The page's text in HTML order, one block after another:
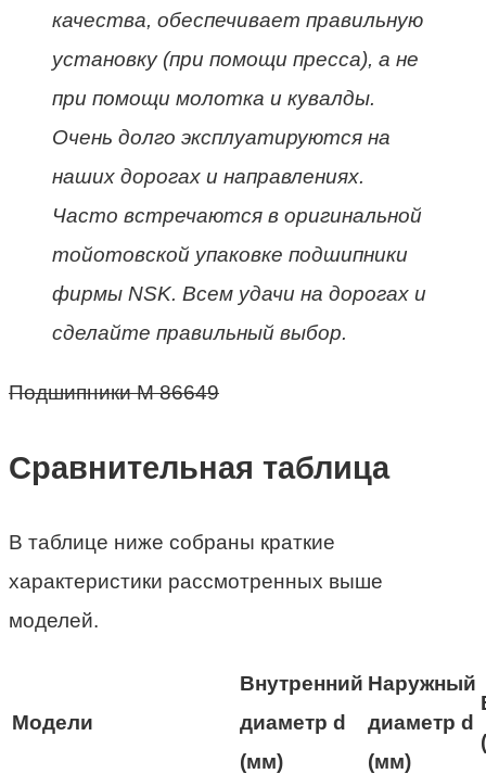
качества, обеспечивает правильную
установку (при помощи пресса), а не
при помощи молотка и кувалды.
Очень долго эксплуатируются на
наших дорогах и направлениях.
Часто встречаются в оригинальной
тойотовской упаковке подшипники
фирмы NSK. Всем удачи на дорогах и
сделайте правильный выбор.
Подшипники M 86649
Сравнительная таблица
В таблице ниже собраны краткие
характеристики рассмотренных выше
моделей.
Модели
Внутренний
диаметр d
(мм)
Наружный
диаметр d
(мм)